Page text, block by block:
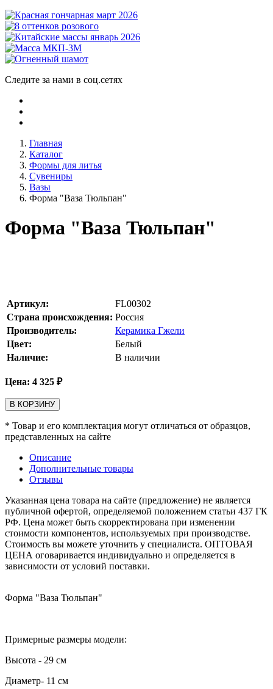
Следите за нами в соц.сетях
Главная
Каталог
Формы для литья
Сувениры
Вазы
Форма "Ваза Тюльпан"
Форма "Ваза Тюльпан"
Артикул:
FL00302
Страна происхождения: Россия
Производитель:
Керамика Гжели
Цвет:
Белый
Наличие:
В наличии
Цена: 4 325 ₽
В КОРЗИНУ
* Товар и его комплектация могут отличаться от образцов,
представленных на сайте
Описание
Дополнительные товары
Отзывы
Указанная цена товара на сайте (предложение) не является
публичной офертой, определяемой положением статьи 437 ГК
РФ. Цена может быть скорректирована при изменении
стоимости компонентов, используемых при производстве.
Стоимость вы можете уточнить у специалиста. ОПТОВАЯ
ЦЕНА оговаривается индивидуально и определяется в
зависимости от условий поставки.
Форма "Ваза Тюльпан"
Примерные размеры модели:
Высота - 29 см
Диаметр- 11 см